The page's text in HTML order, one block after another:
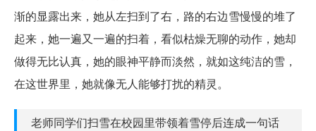
渐的显露出来，她从左扫到了右，路的右边雪慢慢的堆了
起来，她一遍又一遍的扫着，看似枯燥无聊的动作，她却
做得无比认真，她的眼神平静而淡然，就如这纯洁的雪，
在这世界里，她就像无人能够打扰的精灵。
老师同学们扫雪在校园里带领着雪停后连成一句话